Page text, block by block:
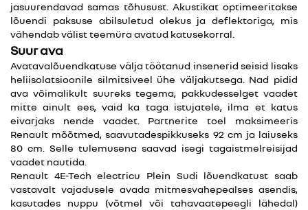
jasuurendavad samas tõhusust. Akustikat optimeeritakse
lõuendi paksuse abilsuletud olekus ja deflektoriga, mis
vähendab välist teemüra avatud katusekorral.
Suur ava
Avatavalõuendkatuse välja töötanud insenerid seisid lisaks
heliisolatsioonile silmitsiveel ühe väljakutsega. Nad pidid
ava võimalikult suureks tegema, pakkudesselget vaadet
mitte ainult ees, vaid ka taga istujatele, ilma et katus
eivarjaks nende vaadet. Partnerite toel maksimeeris
Renault mõõtmed, saavutadespikkuseks 92 cm ja laiuseks
80 cm. Selle tulemusena saavad isegi tagaistmelreisijad
vaadet nautida.
Renault 4E-Tech electricu Plein Sudi lõuendkatust saab
vastavalt vajadusele avada mitmesvahepealses asendis,
kasutades nuppu (võtmel või tahavaatepeegli lähedal)